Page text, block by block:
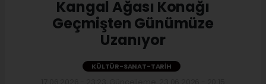
Kangal Ağası Konağı
Geçmişten Günümüze
Uzanıyor
KÜLTÜR-SANAT-TARIH